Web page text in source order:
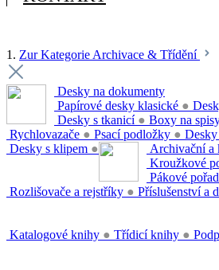
1. Zur Kategorie Archivace & Třídění
Desky na dokumenty
Papírové desky klasické ●
Desky s tkanicí ● Boxy na
Rychlovazače ● Psací podložky ●
Desky s klipem ● Archivační a
Kroužkové
Pákové
Rozlišovače a rejstříky ● Příslušenství a
Katalogové knihy ● Třídicí knihy ●